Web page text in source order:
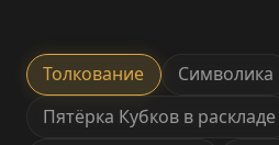
Толкование
Символика
Пятёрка Кубков в раскладе